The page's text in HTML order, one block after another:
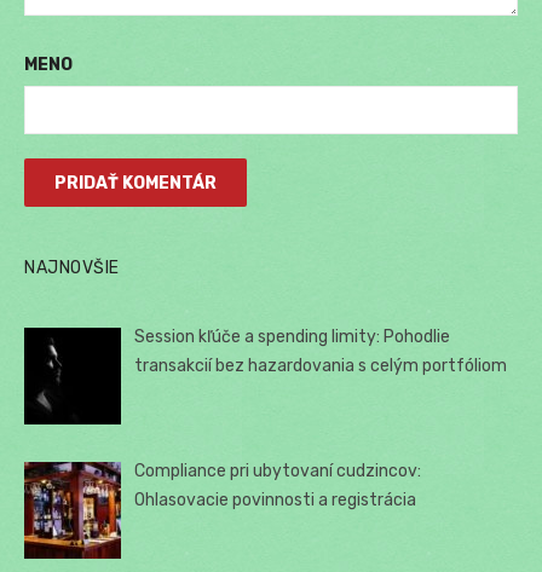
MENO
NAJNOVŠIE
Session kľúče a spending limity: Pohodlie
transakcií bez hazardovania s celým portfóliom
Compliance pri ubytovaní cudzincov:
Ohlasovacie povinnosti a registrácia